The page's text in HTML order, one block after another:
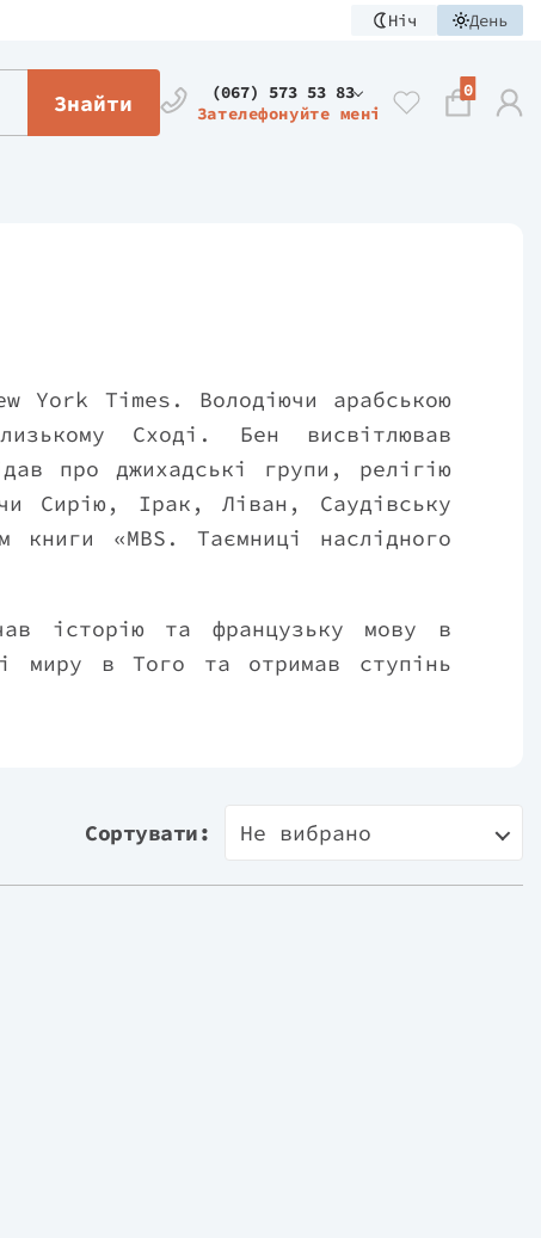
Ніч День
Знайти
(067) 573 53 83
Зателефонуйте мені
0
York Times. Володіючи арабською
Сході. Бен висвітлював
про джихадські групи, релігію
Сирію, Ірак, Ліван, Саудівську
«MBS. Таємниці наслідного
історію та французьку мову в
миру в Того та отримав ступінь
Press, де він і його колеги в
Сортувати: Не вибрано